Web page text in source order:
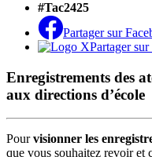
#Tac2425
Partager sur
Partager
Enregistrements des
aux directions d’école
Pourvisionner les
que vous souhaitez revoir et